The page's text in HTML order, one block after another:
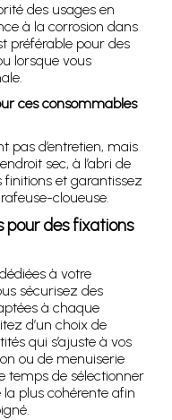
des usages en
à la corrosion dans
préférable pour des
lorsque vous
ces consommables
pas d’entretien, mais
sec, à l’abri de
finitions et garantissez
cloueuse.
pour des fixations
à votre
sécurisez des
à chaque
d’un choix de
qui s’ajuste à vos
ou de menuiserie
temps de sélectionner
plus cohérente afin